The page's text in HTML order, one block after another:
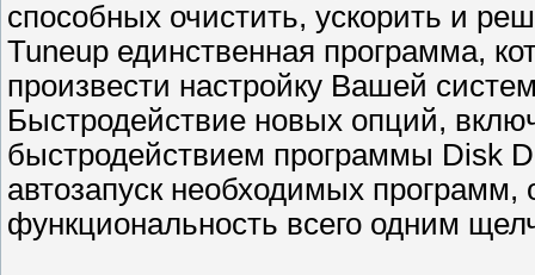
способных очистить, ускорить и
Tuneup единственная программа,
произвести настройку Вашей
Быстродействие новых опций,
быстродействием программы Disk
автозапуск необходимых
функциональность всего одним